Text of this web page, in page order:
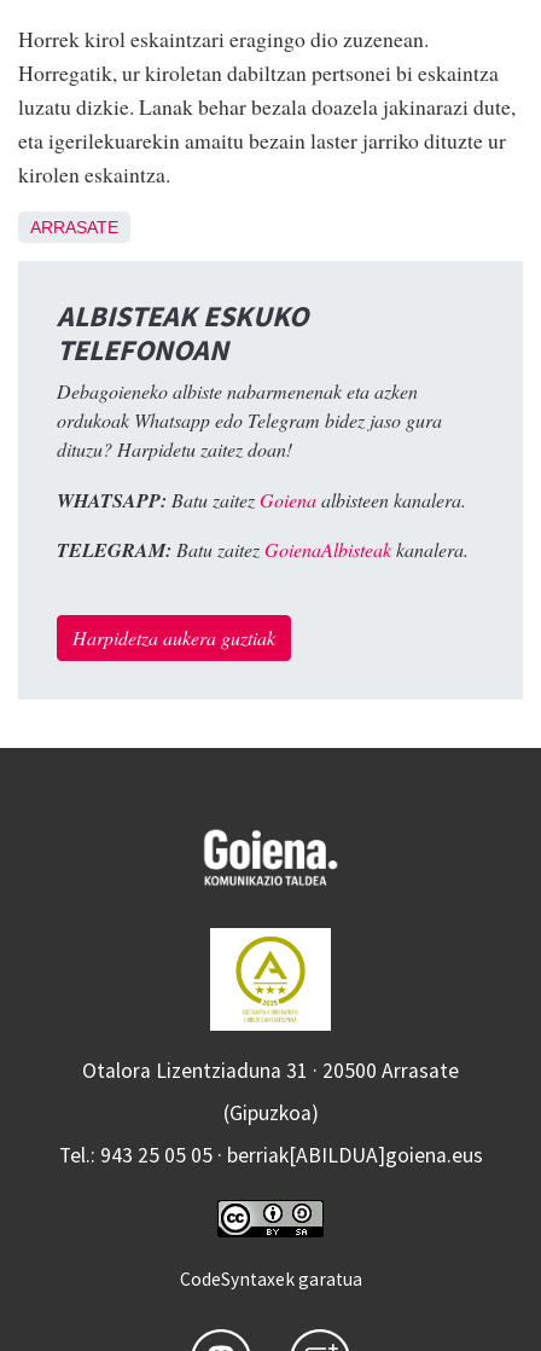
Horrek kirol eskaintzari eragingo dio zuzenean.
Horregatik, ur kiroletan dabiltzan pertsonei bi eskaintza
luzatu dizkie. Lanak behar bezala doazela jakinarazi dute,
eta igerilekuarekin amaitu bezain laster jarriko dituzte ur
kirolen eskaintza.
ARRASATE
ALBISTEAK ESKUKO
TELEFONOAN
Debagoieneko albiste nabarmenenak eta azken
ordukoak Whatsapp edo Telegram bidez jaso gura
dituzu? Harpidetu zaitez doan!
WHATSAPP: Batu zaitezGoienaalbisteen kanalera.
TELEGRAM: Batu zaitezGoienaAlbisteakkanalera.
Harpidetza aukera guztiak
Otalora Lizentziaduna 31 · 20500 Arrasate
(Gipuzkoa)
Tel.: 943 25 05 05 · berriak[ABILDUA]goiena.eus
CodeSyntaxek garatua